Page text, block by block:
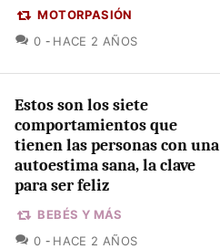
MOTORPASIÓN
0 COMENTARIOS
HACE 2 AÑOS
Estos son los siete
comportamientos que
tienen las personas con una
autoestima sana, la clave
para ser feliz
BEBÉS Y MÁS
0 COMENTARIOS
HACE 2 AÑOS